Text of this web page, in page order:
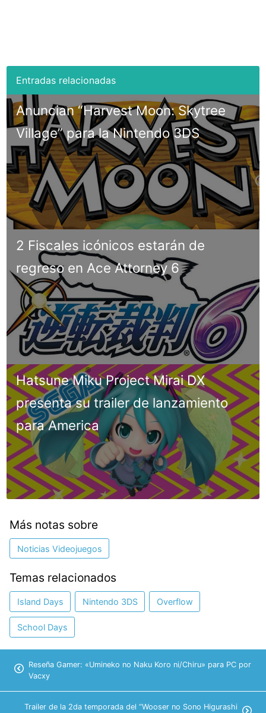
Anuncian “Harvest Moon: Skytree
Village” para la Nintendo 3DS
2 Fiscales icónicos estarán de
regreso en Ace Attorney 6
Hatsune Miku Project Mirai DX
presenta su trailer de lanzamiento
para America
Más notas sobre
Noticias Videojuegos
Temas relacionados
Island Days Nintendo 3DS Overflow
School Days
Reseña Gamer: «Umineko no Naku Koro ni/Chiru» para PC por
Vacxy
Trailer de la 2da temporada del “Wooser no Sono Higurashi